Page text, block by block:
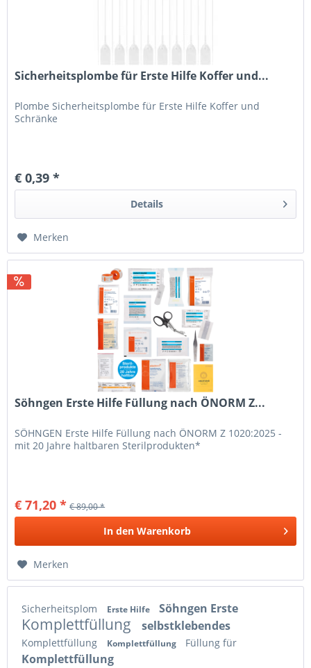
Sicherheitsplombe für Erste Hilfe Koffer und...
Plombe Sicherheitsplombe für Erste Hilfe Koffer und
Schränke
€ 0,39 *
Details
Merken
Söhngen Erste Hilfe Füllung nach ÖNORM Z...
SÖHNGEN Erste Hilfe Füllung nach ÖNORM Z 1020:2025 -
mit 20 Jahre haltbaren Sterilprodukten*
€ 71,20 * € 89,00 *
In den Warenkorb
Merken
Sicherheitsplom Erste Hilfe Söhngen Erste
Komplettfüllung selbstklebendes
Komplettfüllung Komplettfüllung Füllung für
Komplettfüllung